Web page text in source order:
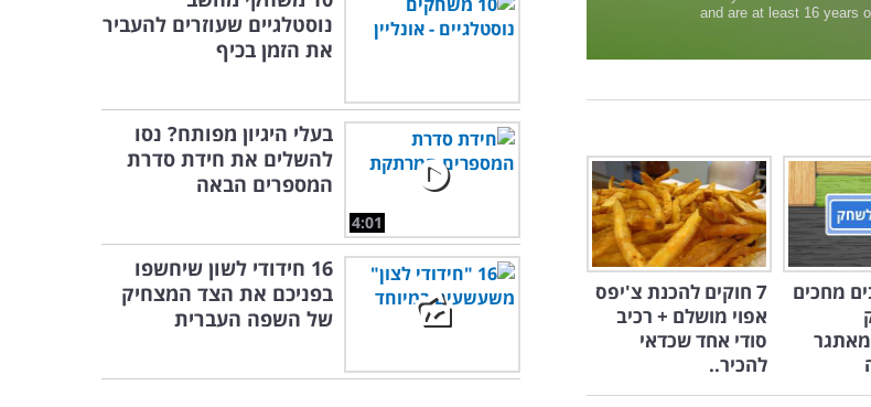
מחכים
7 חוקים להכנת צ'יפס
אפוי מושלם + רכיב
סודי אחד שכדאי
להכיר..
נוסטלגיים שעוזרים להעביר
את הזמן בכיף
4:01
בעלי היגיון מפותח? נסו
להשלים את חידת סדרת
המספרים הבאה
16 חידודי לשון שיחשפו
בפניכם את הצד המצחיק
של השפה העברית